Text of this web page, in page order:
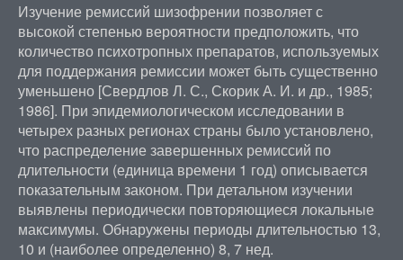
Изучение ремиссий шизофрении позволяет с
высокой степенью вероятности предположить, что
количество психотропных препаратов, используемых
для поддержания ремиссии может быть существенно
уменьшено [Свердлов Л. С., Скорик А. И. и др., 1985;
1986]. При эпидемиологическом исследовании в
четырех разных регионах страны было установлено,
что распределение завершенных ремиссий по
длительности (единица времени 1 год) описывается
показательным законом. При детальном изучении
выявлены периодически повторяющиеся локальные
максимумы. Обнаружены периоды длительностью 13,
10 и (наиболее определенно) 8, 7 нед.